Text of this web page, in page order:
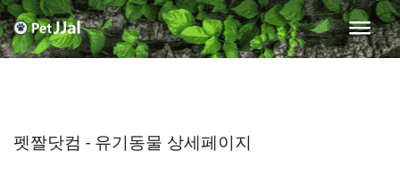
펫짤닷컴 - 유기동물 상세페이지